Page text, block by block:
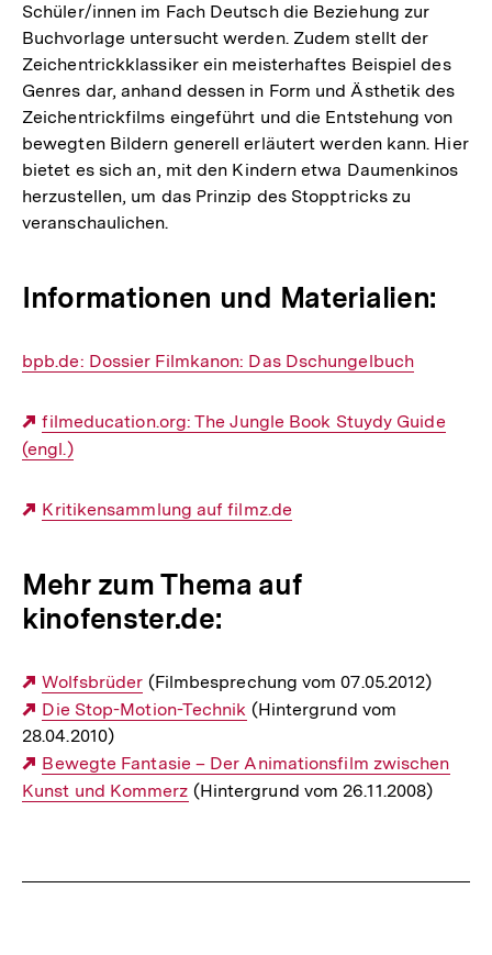
Schüler/innen im Fach Deutsch die Beziehung zur
Buchvorlage untersucht werden. Zudem stellt der
Zeichentrickklassiker ein meisterhaftes Beispiel des
Genres dar, anhand dessen in Form und Ästhetik des
Zeichentrickfilms eingeführt und die Entstehung von
bewegten Bildern generell erläutert werden kann. Hier
bietet es sich an, mit den Kindern etwa Daumenkinos
herzustellen, um das Prinzip des Stopptricks zu
veranschaulichen.
Informationen und Materialien:
Interner
bpb.de: Dossier Filmkanon: Das Dschungelbuch
Externer
Link:
filmeducation.org: The Jungle Book Stuydy Guide
(engl.)
Externer
Kritikensammlung auf filmz.de
Mehr zum Thema auf
kinofenster.de:
Externer
Link:
Wolfsbrüder (Filmbesprechung vom 07.05.2012)
Externer
Link:
Die Stop-Motion-Technik (Hintergrund vom
28.04.2010)
Externer
Link:
Bewegte Fantasie – Der Animationsfilm zwischen
Kunst und Kommerz (Hintergrund vom 26.11.2008)